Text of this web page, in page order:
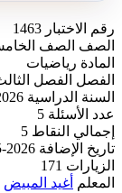
رقم الاختبار 1463
الصف
الصف
المادة رياضيات
الفصل
الفصل
السنة الدراسية
عدد الأسئلة 5
إجمالي النقاط 5
تاريخ الإضافة 2026-05-28
الزيارات
171
المعلم
أغيد المبيض